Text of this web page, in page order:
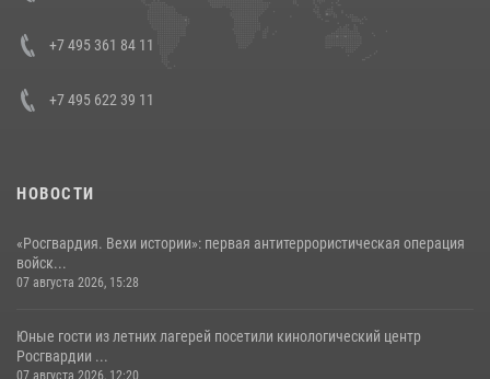
+7 495 361 84 11
+7 495 622 39 11
НОВОСТИ
«Росгвардия. Вехи истории»: первая антитеррористическая операция
войск...
07 августа 2026, 15:28
Юные гости из летних лагерей посетили кинологический центр
Росгвардии ...
07 августа 2026, 12:20